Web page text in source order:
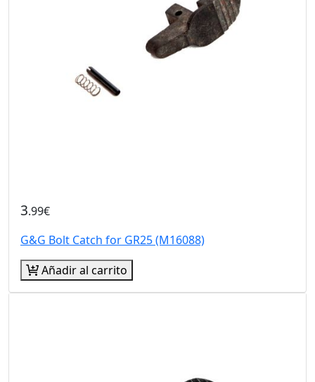
3.99€
G&G Bolt Catch for GR25 (M16088)
Añadir al carrito